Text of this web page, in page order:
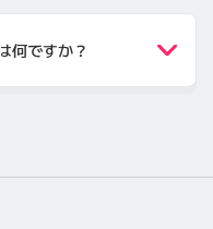
何ですか？